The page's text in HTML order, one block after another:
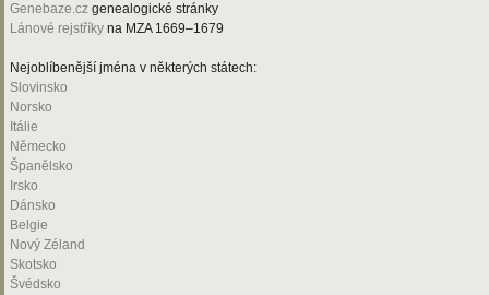
Genebaze.cz genealogické stránky
Lánové rejstříky na MZA 1669–1679
Nejoblíbenější jména v některých státech:
Slovinsko
Norsko
Itálie
Německo
Španělsko
Irsko
Dánsko
Belgie
Nový Zéland
Skotsko
Švédsko